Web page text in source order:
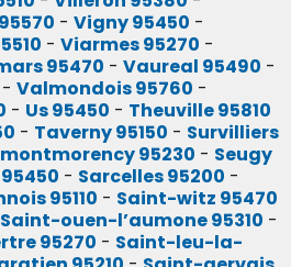
- Vigny 95450 -
- Viarmes 95270 -
95470 - Vaureal 95490 -
- Valmondois 95760 -
- Us 95450 - Theuville 95810
- Taverny 95150 - Survilliers
95230 - Seugy
- Sarcelles 95200 -
95110 - Saint-witz 95470
Saint-ouen-l’aumone 95310 -
95270 - Saint-leu-la-